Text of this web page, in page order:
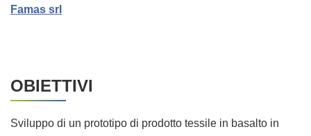
Famas srl
OBIETTIVI
Sviluppo di un prototipo di prodotto tessile in basalto in